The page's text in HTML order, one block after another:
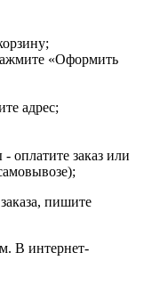
«Оформить
адрес;
оплатите заказ или
пишите
В интернет-